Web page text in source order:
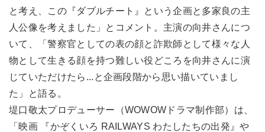
と考え、この『ダブルチート』という企画と多家良の主
人公像を考えました」とコメント。主演の向井さんにつ
いて、「警察官としての表の顔と詐欺師として様々な人
物として生きる顔を持つ難しい役どころを向井さんに演
じていただけたら...と企画段階から思い描いていまし
た」と語る。
堤口敬太プロデューサー（WOWOWドラマ制作部）は、
「映画 『かぞくいろ RAILWAYS わたしたちの出発』や